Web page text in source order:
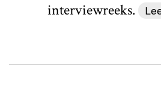
interviewreeks.